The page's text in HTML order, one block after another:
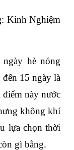
: Kinh Nghiệm
hè nóng
15 ngày là
điểm này nước
không khí
lựa chọn thời
gì bằng.